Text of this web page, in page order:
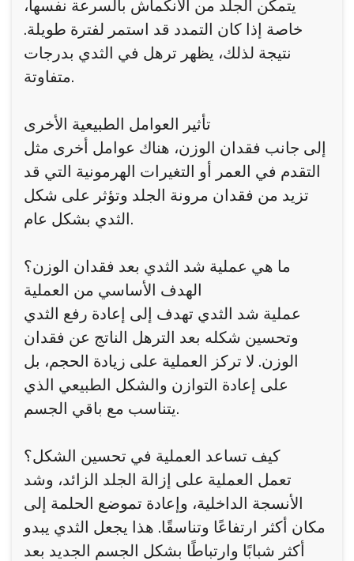
يتمكن الجلد من الانكماش بالسرعة نفسها،
خاصة إذا كان التمدد قد استمر لفترة طويلة.
نتيجة لذلك، يظهر ترهل في الثدي بدرجات
متفاوتة.
تأثير العوامل الطبيعية الأخرى
إلى جانب فقدان الوزن، هناك عوامل أخرى مثل
التقدم في العمر أو التغيرات الهرمونية التي قد
تزيد من فقدان مرونة الجلد وتؤثر على شكل
الثدي بشكل عام.
ما هي عملية شد الثدي بعد فقدان الوزن؟
الهدف الأساسي من العملية
عملية شد الثدي تهدف إلى إعادة رفع الثدي
وتحسين شكله بعد الترهل الناتج عن فقدان
الوزن. لا تركز العملية على زيادة الحجم، بل
على إعادة التوازن والشكل الطبيعي الذي
يتناسب مع باقي الجسم.
كيف تساعد العملية في تحسين الشكل؟
تعمل العملية على إزالة الجلد الزائد، وشد
الأنسجة الداخلية، وإعادة تموضع الحلمة إلى
مكان أكثر ارتفاعًا وتناسقًا. هذا يجعل الثدي يبدو
أكثر شبابًا وارتباطًا بشكل الجسم الجديد بعد